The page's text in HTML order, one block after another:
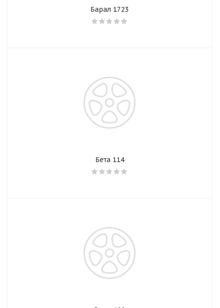
Барал 1723
Бета 114